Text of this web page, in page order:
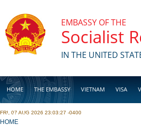
EMBASSY OF THE
Socialist
IN THE UNITED
HOME THE EMBASSY VIETNAM VISA
BUSINESS
FRI, 07 AUG 2026 23:03:27 -0400
YOU ARE HERE
HOME